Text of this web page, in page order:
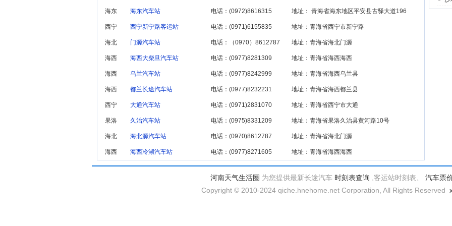
海东 海东汽车站 电话：(0972)8616315 地址： 青海省海东地区平安县古驿大道196
西宁 西宁新宁路客运站 电话：(0971)6155835 地址：青海省西宁市新宁路
海北 门源汽车站 电话：（0970）8612787 地址：青海省海北门源
海西 海西大柴旦汽车站 电话：(0977)8281309 地址：青海省海西海西
海西 乌兰汽车站 电话：(0977)8242999 地址：青海省海西乌兰县
海西 都兰长途汽车站 电话：(0977)8232231 地址：青海省海西都兰县
西宁 大通汽车站 电话：(0971)2831070 地址：青海省西宁市大通
果洛 久治汽车站 电话：(0975)8331209 地址：青海省果洛久治县黄河路10号
海北 海北源汽车站 电话：(0970)8612787 地址：青海省海北门源
海西 海西冷湖汽车站 电话：(0977)8271605 地址：青海省海西海西
河南天气生活圈 为您提供最新长途汽车 时刻表查询 ,客运站时刻表、
汽车票
Copyright © 2010-2024 qiche.hnehome.net Corporation, All Rights Reserved